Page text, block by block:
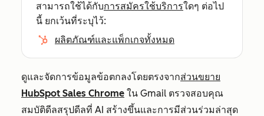
สามารถใช้ได้กับการสมัครใช้บริการใดๆ ต่อไป
นี้ ยกเว้นที่ระบุไว้:
ผลิตภัณฑ์และแพ็กเกจทั้งหมด
ดูและจัดการข้อมูลข้อตกลงโดยตรงจากส่วนขยาย
HubSpot Sales Chrome ใน Gmail ตรวจสอบคุณ
สมบัติดีลสรุปดีลที่ AI สร้างขึ้นและการมีส่วนร่วมล่าสุด